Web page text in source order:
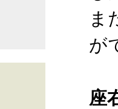
ま
が
座